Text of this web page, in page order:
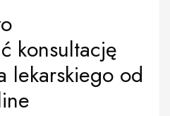
konsultację
lekarskiego od